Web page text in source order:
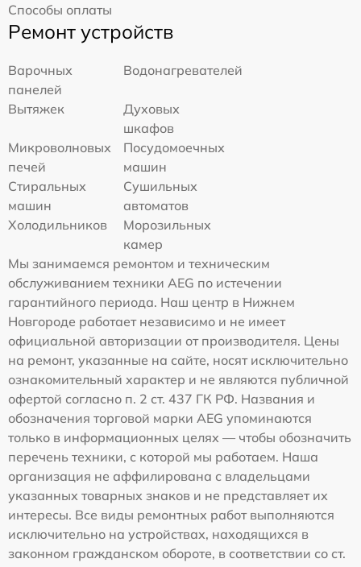
Способы оплаты
Ремонт устройств
Варочных
панелей
Водонагревателей
Вытяжек
Духовых
шкафов
Микроволновых
печей
Посудомоечных
машин
Стиральных
машин
Сушильных
автоматов
Холодильников
Морозильных
камер
Мы занимаемся ремонтом и техническим
обслуживанием техники AEG по истечении
гарантийного периода. Наш центр в Нижнем
Новгороде работает независимо и не имеет
официальной авторизации от производителя. Цены
на ремонт, указанные на сайте, носят исключительно
ознакомительный характер и не являются публичной
офертой согласно п. 2 ст. 437 ГК РФ. Названия и
обозначения торговой марки AEG упоминаются
только в информационных целях — чтобы обозначить
перечень техники, с которой мы работаем. Наша
организация не аффилирована с владельцами
указанных товарных знаков и не представляет их
интересы. Все виды ремонтных работ выполняются
исключительно на устройствах, находящихся в
законном гражданском обороте, в соответствии со ст.